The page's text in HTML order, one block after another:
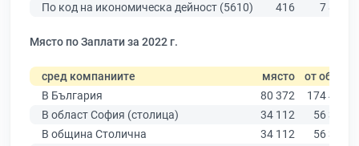
По код на икономическа дейност (5610)
416 7 842
Място по Заплати за 2022 г.
сред компаниите място от общо
В България
80 372
174 403
В област София (столица)
34 112
56 378
В община Столична
34 112
56 378